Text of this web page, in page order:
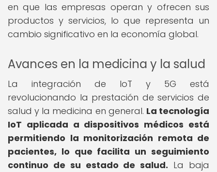
en que las empresas operan y ofrecen sus
productos y servicios, lo que representa un
cambio significativo en la economía global.
Avances en la medicina y la salud
La integración de IoT y 5G está
revolucionando la prestación de servicios de
salud y la medicina en general. La tecnología
IoT aplicada a dispositivos médicos está
permitiendo la monitorización remota de
pacientes, lo que facilita un seguimiento
continuo de su estado de salud. La baja